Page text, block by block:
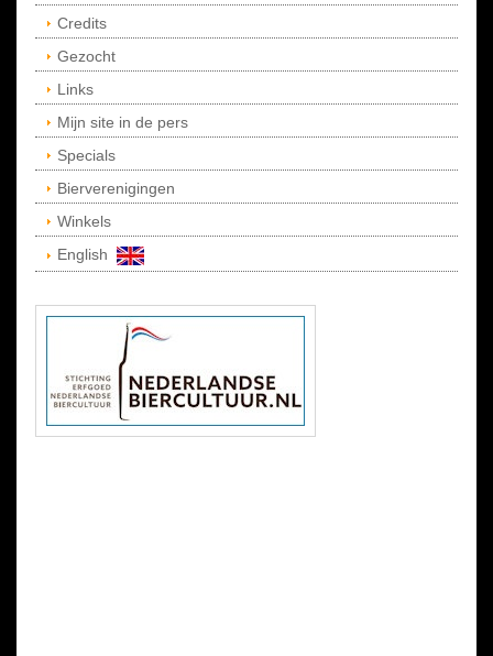
Credits
Gezocht
Links
Mijn site in de pers
Specials
Bierverenigingen
Winkels
English